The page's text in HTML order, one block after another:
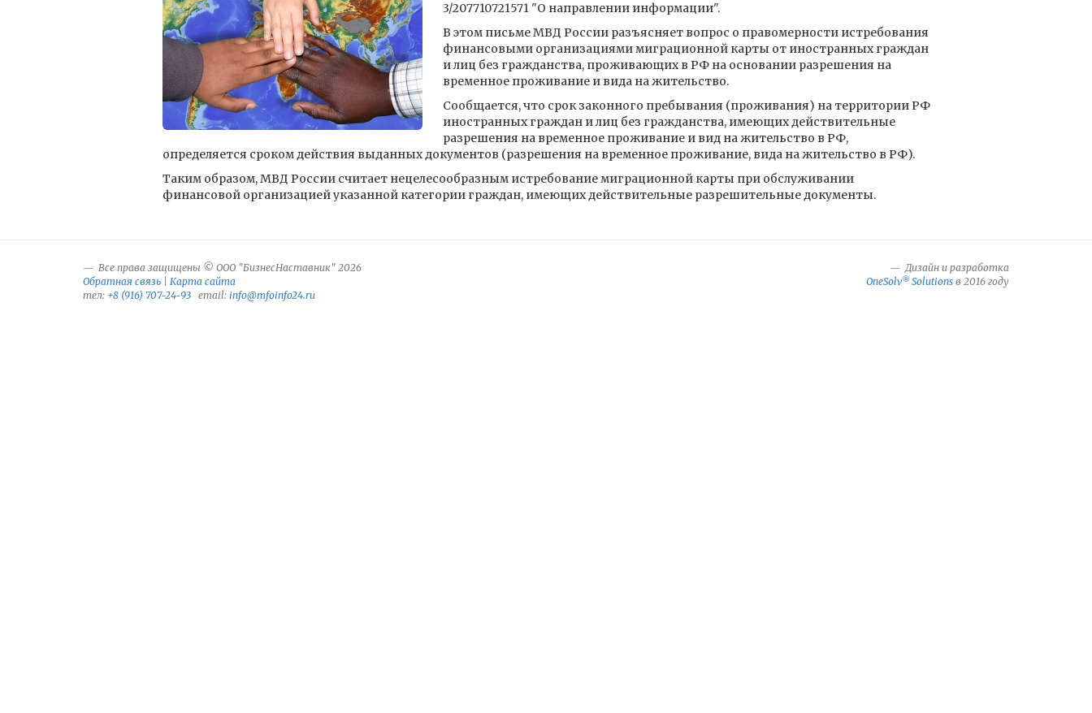
3/207710721571 "О направлении информации".
В этом письме МВД России разъясняет вопрос о правомерности истребования
финансовыми организациями миграционной карты от иностранных граждан
и лиц без гражданства, проживающих в РФ на основании разрешения на
временное проживание и вида на жительство.
Сообщается, что срок законного пребывания (проживания) на территории РФ
иностранных граждан и лиц без гражданства, имеющих действительные
разрешения на временное проживание и вид на жительство в РФ,
определяется сроком действия выданных документов (разрешения на временное проживание, вида на жительство в РФ).
Таким образом, МВД России считает нецелесообразным истребование миграционной карты при обслуживании
финансовой организацией указанной категории граждан, имеющих действительные разрешительные документы.
Все права защищены © ООО "БизнесНаставник" 2026
Обратная связь
Карта сайта
тел: +8 (916) 707-24-93 email: info@mfoinfo24.ru
Дизайн и разработка
OneSolv® Solutions в 2016 году